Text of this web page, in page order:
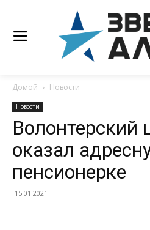
Домой Новости
Новости
Волонтерский
оказал
пенсионерке
15.01.2021